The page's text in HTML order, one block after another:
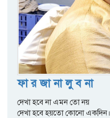
ফা র জা না লু ব না
দেখা হবে না এমন তো নয়
দেখা হবে হয়তো কোনো একদিন।